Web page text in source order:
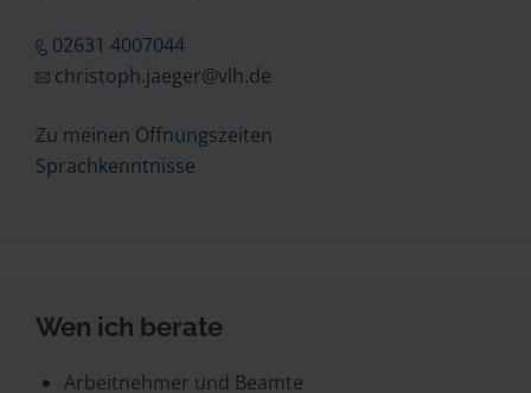
02631 4007044
christoph.jaeger@vlh.de
Zu meinen Öffnungszeiten
Sprachkenntnisse
Wen ich berate
Arbeitnehmer und Beamte